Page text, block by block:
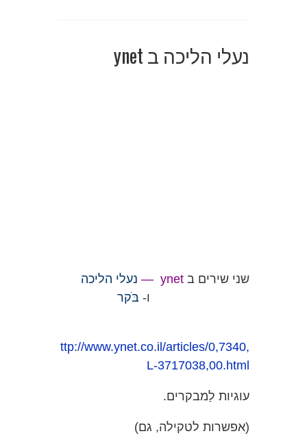
נעלי הליכה ב ynet
שני שירים ב ynet —
נעלי הליכה
ו- בֹּקר
ttp://www.ynet.co.il/articles/0,7340,
L-3717038,00.html
עוגיות לַמבקרים.
(אפשרות לטקילה, גם)